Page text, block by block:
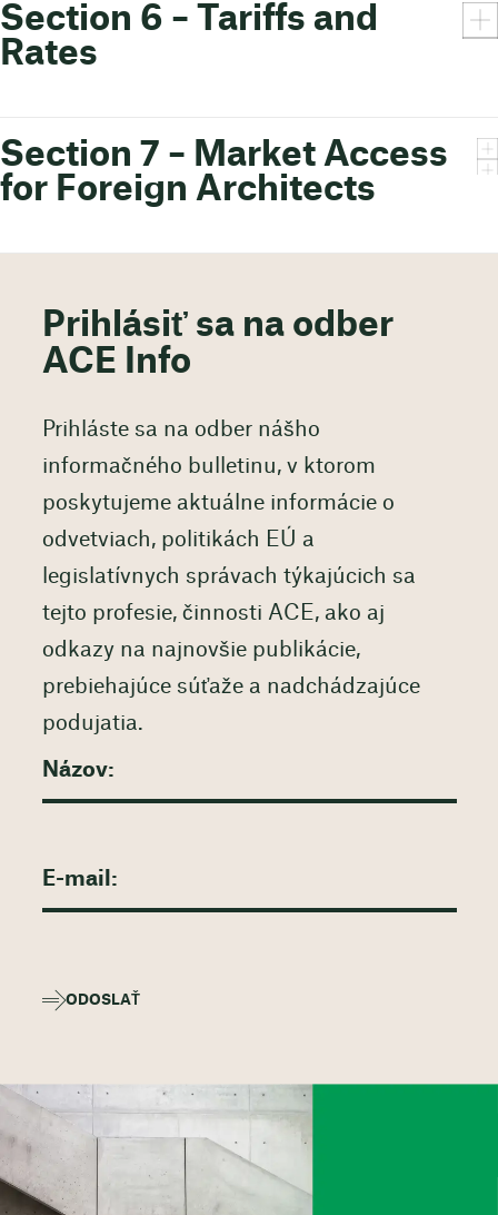
Section 6 – Tariffs and
Rates
Section 7 – Market Access
for Foreign Architects
Prihlásiť sa na odber
ACE Info
Prihláste sa na odber nášho
informačného bulletinu, v ktorom
poskytujeme aktuálne informácie o
odvetviach, politikách EÚ a
legislatívnych správach týkajúcich sa
tejto profesie, činnosti ACE, ako aj
odkazy na najnovšie publikácie,
prebiehajúce súťaže a nadchádzajúce
podujatia.
ODOSLAŤ